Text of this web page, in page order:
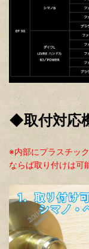
◆取付対応
※内部にプラスチッ
ならば取り付けは可